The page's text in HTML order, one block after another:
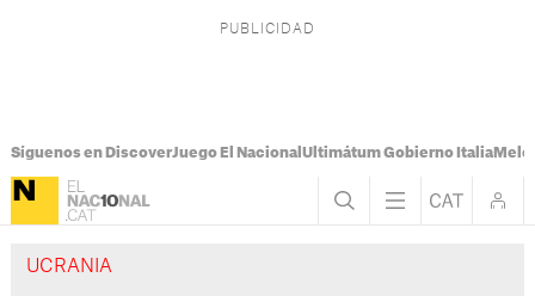
Síguenos en DiscoverJuego El Nacional Ultimátum Gobierno Italia
UCRANIA